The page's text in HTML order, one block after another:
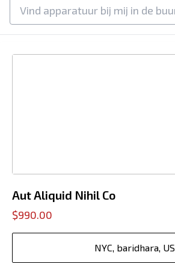
Aut Aliquid Nihil Co
$990.00
NYC, baridhara, US